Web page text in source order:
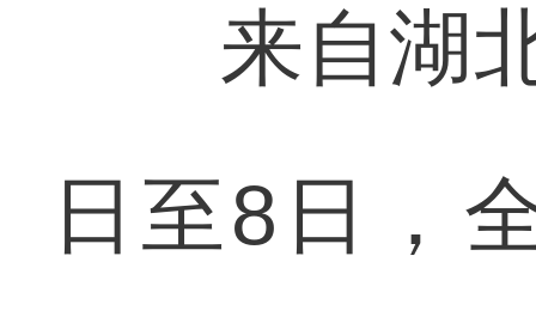
来自湖北
日至8日，